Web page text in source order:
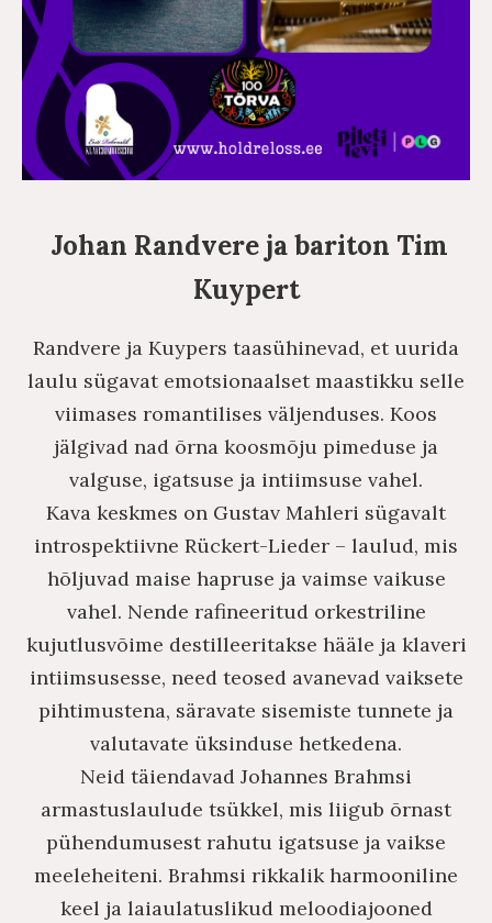
Johan Randvere ja bariton Tim
Kuypert
Randvere ja Kuypers taasühinevad, et uurida
laulu sügavat emotsionaalset maastikku selle
viimases romantilises väljenduses. Koos
jälgivad nad õrna koosmõju pimeduse ja
valguse, igatsuse ja intiimsuse vahel.
Kava keskmes on Gustav Mahleri ​​sügavalt
introspektiivne Rückert-Lieder – laulud, mis
hõljuvad maise hapruse ja vaimse vaikuse
vahel. Nende rafineeritud orkestriline
kujutlusvõime destilleeritakse hääle ja klaveri
intiimsusesse, need teosed avanevad vaiksete
pihtimustena, säravate sisemiste tunnete ja
valutavate üksinduse hetkedena.
Neid täiendavad Johannes Brahmsi
armastuslaulude tsükkel, mis liigub õrnast
pühendumusest rahutu igatsuse ja vaikse
meeleheiteni. Brahmsi rikkalik harmooniline
keel ja laiaulatuslikud meloodiajooned